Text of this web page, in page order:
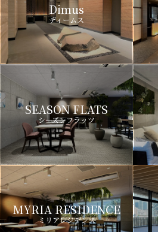
Dimus
ディームス
SEASON FLATS
シーズンフラッツ
MYRIA RESIDENCE
ミリアレジデンス